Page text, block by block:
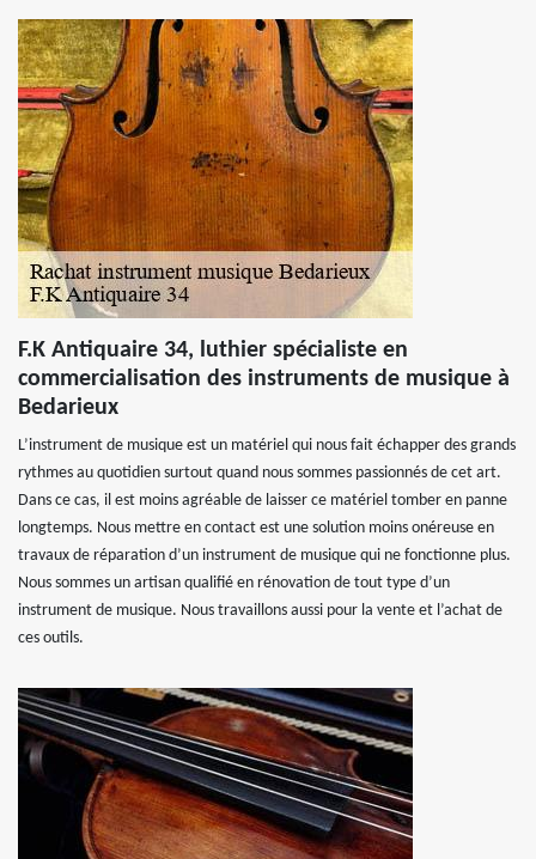
F.K Antiquaire 34, luthier spécialiste en
commercialisation des instruments de musique à
Bedarieux
L’instrument de musique est un matériel qui nous fait échapper des grands
rythmes au quotidien surtout quand nous sommes passionnés de cet art.
Dans ce cas, il est moins agréable de laisser ce matériel tomber en panne
longtemps. Nous mettre en contact est une solution moins onéreuse en
travaux de réparation d’un instrument de musique qui ne fonctionne plus.
Nous sommes un artisan qualifié en rénovation de tout type d’un
instrument de musique. Nous travaillons aussi pour la vente et l’achat de
ces outils.